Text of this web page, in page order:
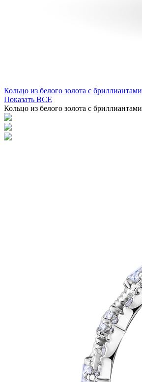
Кольцо из белого золота с бриллиантами
Показать ВСЕ
Кольцо из белого золота с бриллиантами